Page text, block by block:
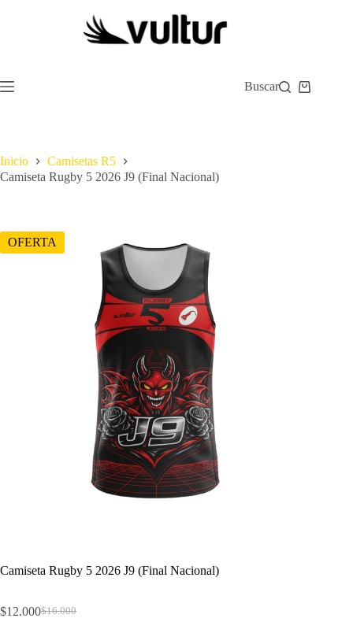
Buscar
Carro
Inicio
Camisetas R5
Camiseta Rugby 5 2026 J9 (Final Nacional)
OFERTA
Camiseta Rugby 5 2026 J9 (Final Nacional)
$16.000
El
$12.000El